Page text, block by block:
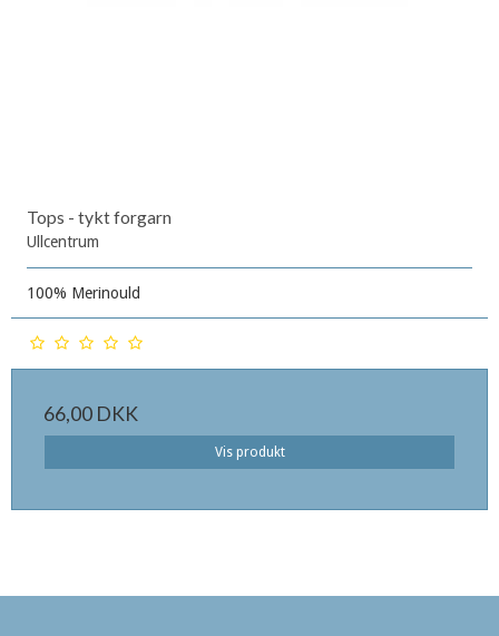
Tops - tykt forgarn
Ullcentrum
100% Merinould
66,00 DKK
Vis produkt